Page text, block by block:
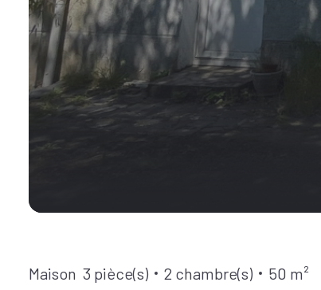
Maison 3 pièce(s) 2 chambre(s) 50 m²